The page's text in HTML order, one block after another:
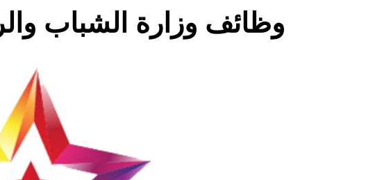
وظائف وزارة الشباب